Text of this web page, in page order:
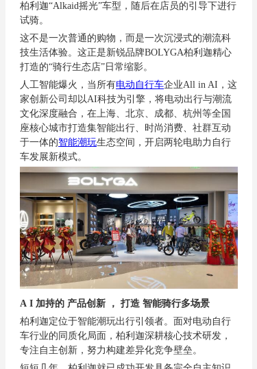
柏利迦“Alkaid摇光”车型，随后在店员的引导下进行
试骑。
这不是一次普通的购物，而是一次沉浸式的潮流科
技生活体验。这正是新锐品牌BOLYGA柏利迦精心
打造的“骑行生态店”日常缩影。
人工智能爆火，当所有电动自行车企业All in AI，这
家创新公司却以AI科技为引擎，将电动出行与潮流
文化深度融合，在上海、北京、成都、杭州等全国
座核心城市打造集智能出行、时尚消费、社群互动
于一体的智能潮玩生态空间，开启两轮电助力自行
车发展新模式。
A I 加持的 产品创新 ， 打造 智能骑行多场景
柏利迦定位于智能潮玩出行引领者。面对电动自行
车行业的同质化局面，柏利迦深耕核心技术研发，
专注自主创新，努力构建差异化竞争壁垒。